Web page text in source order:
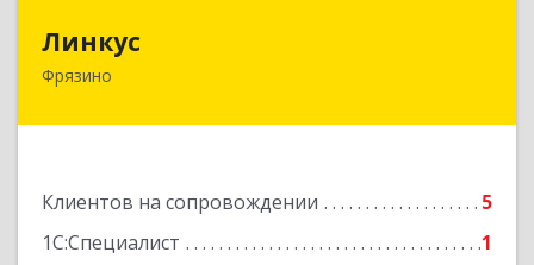
Линкус
Фрязино
Клиентов на сопровождении
5
1С:Специалист
1
141191, Московская обл, Фрязино г, Ленина ул,